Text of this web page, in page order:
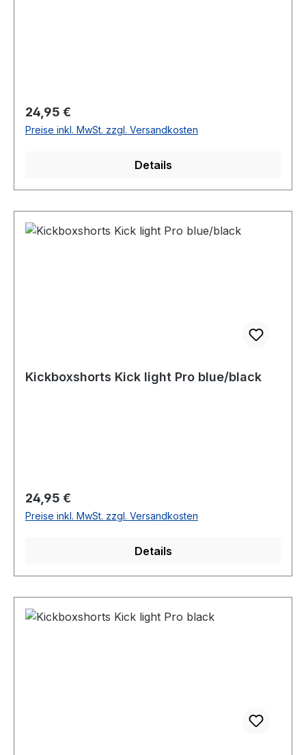
Regulärer Preis:
24,95 €
Preise inkl. MwSt. zzgl. Versandkosten
Details
Kickboxshorts Kick light Pro blue/black
Regulärer Preis:
24,95 €
Preise inkl. MwSt. zzgl. Versandkosten
Details